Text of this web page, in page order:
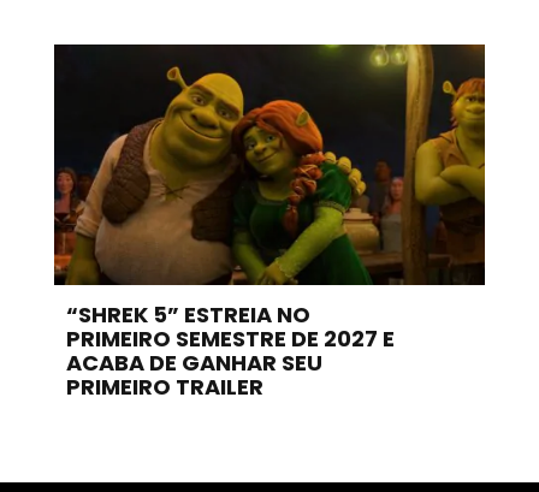
“SHREK 5” ESTREIA NO
PRIMEIRO SEMESTRE DE 2027 E
ACABA DE GANHAR SEU
PRIMEIRO TRAILER